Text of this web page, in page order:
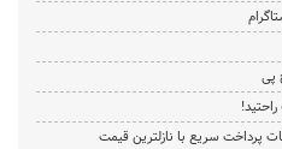
پرداخت سریع با نازلترین قیمت